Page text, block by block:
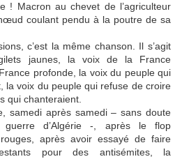
! Macron au chevet de l’agriculteur
coulant pendu à la poutre de sa
c’est la même chanson. Il s’agit
jaunes, la voix de la France
profonde, la voix du peuple qui
la voix du peuple qui refuse de croire
qui chanteraient.
samedi après samedi – sans doute
d’Algérie -, après le flop
après avoir essayé de faire
pour des antisémites, la